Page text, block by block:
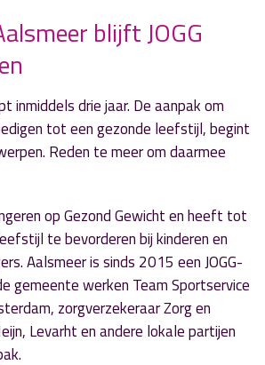
en politie delen fietslampjes uit
slaapt…
blijft JOGG
inmiddels drie jaar. De aanpak om
tot een gezonde leefstijl, begint
Reden te meer om daarmee
op Gezond Gewicht en heeft tot
te bevorderen bij kinderen en
Aalsmeer is sinds 2015 een JOGG-
gemeente werken Team Sportservice
zorgverzekeraar Zorg en
Levarht en andere lokale partijen